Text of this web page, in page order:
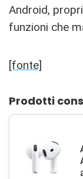
Android,
funzioni che
[fonte]
Prodotti